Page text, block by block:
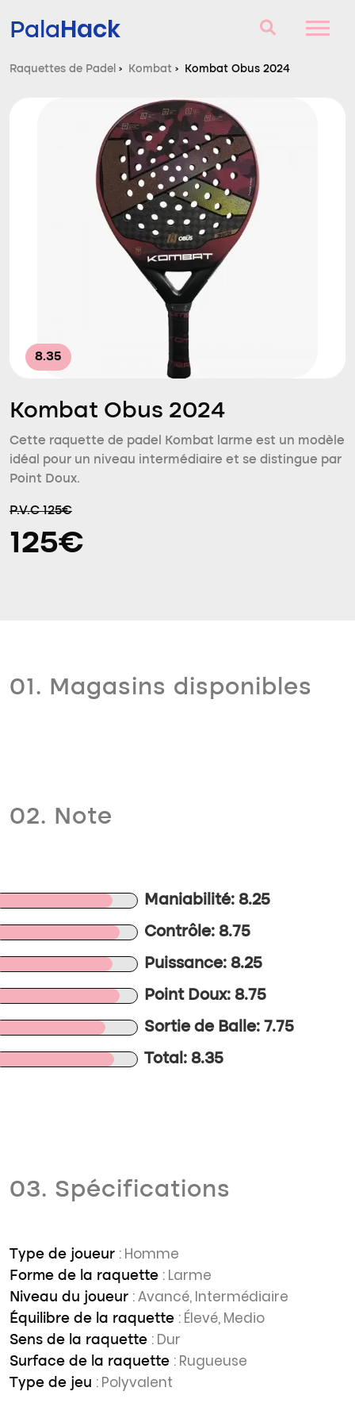
PalaHack
Raquettes de Padel
Questions et réponses
Comparateur
Raquettes de Padel › Kombat › Kombat Obus 2024
8.35
Kombat Obus 2024
Cette raquette de padel Kombat larme est un modèle
idéal pour un niveau intermédiaire et se distingue par
Point Doux.
P.V.C 125€
125€
01. Magasins disponibles
02. Note
Maniabilité: 8.25
Contrôle: 8.75
Puissance: 8.25
Point Doux: 8.75
Sortie de Balle: 7.75
Total: 8.35
03. Spécifications
Type de joueur : Homme
Forme de la raquette : Larme
Niveau du joueur : Avancé, Intermédiaire
Équilibre de la raquette : Élevé, Medio
Sens de la raquette : Dur
Surface de la raquette : Rugueuse
Type de jeu : Polyvalent